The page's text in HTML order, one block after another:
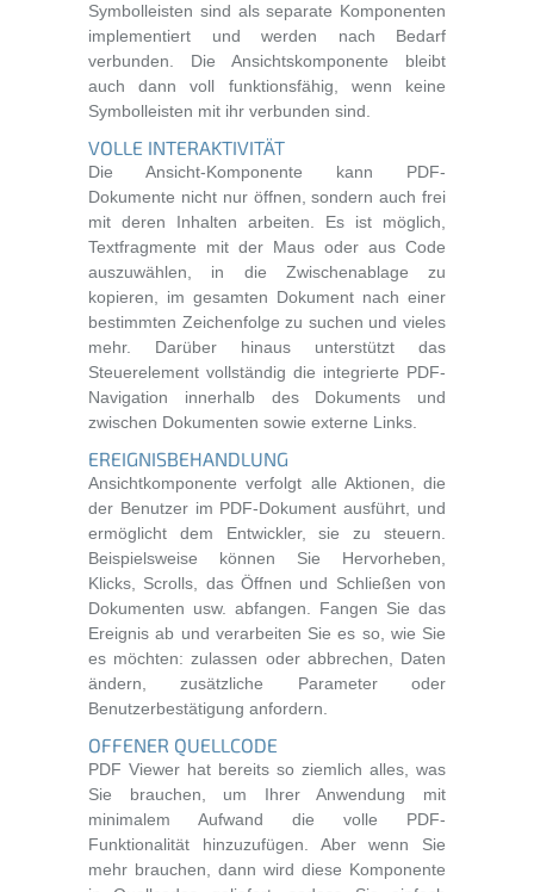
Symbolleisten sind als separate Komponenten
implementiert und werden nach Bedarf
verbunden. Die Ansichtskomponente bleibt
auch dann voll funktionsfähig, wenn keine
Symbolleisten mit ihr verbunden sind.
VOLLE INTERAKTIVITÄT
Die Ansicht-Komponente kann PDF-
Dokumente nicht nur öffnen, sondern auch frei
mit deren Inhalten arbeiten. Es ist möglich,
Textfragmente mit der Maus oder aus Code
auszuwählen, in die Zwischenablage zu
kopieren, im gesamten Dokument nach einer
bestimmten Zeichenfolge zu suchen und vieles
mehr. Darüber hinaus unterstützt das
Steuerelement vollständig die integrierte PDF-
Navigation innerhalb des Dokuments und
zwischen Dokumenten sowie externe Links.
EREIGNISBEHANDLUNG
Ansichtkomponente verfolgt alle Aktionen, die
der Benutzer im PDF-Dokument ausführt, und
ermöglicht dem Entwickler, sie zu steuern.
Beispielsweise können Sie Hervorheben,
Klicks, Scrolls, das Öffnen und Schließen von
Dokumenten usw. abfangen. Fangen Sie das
Ereignis ab und verarbeiten Sie es so, wie Sie
es möchten: zulassen oder abbrechen, Daten
ändern, zusätzliche Parameter oder
Benutzerbestätigung anfordern.
OFFENER QUELLCODE
PDF Viewer hat bereits so ziemlich alles, was
Sie brauchen, um Ihrer Anwendung mit
minimalem Aufwand die volle PDF-
Funktionalität hinzuzufügen. Aber wenn Sie
mehr brauchen, dann wird diese Komponente